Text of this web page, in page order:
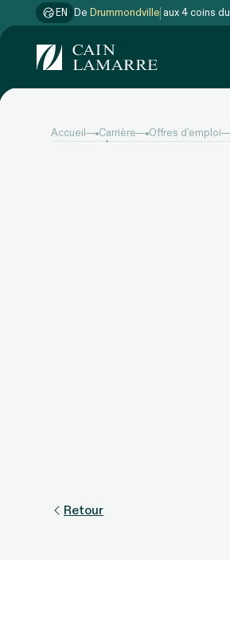
EN De Gatineauaux 4 coins du Québec
Accueil Carrière Offres d’emploi
Retour